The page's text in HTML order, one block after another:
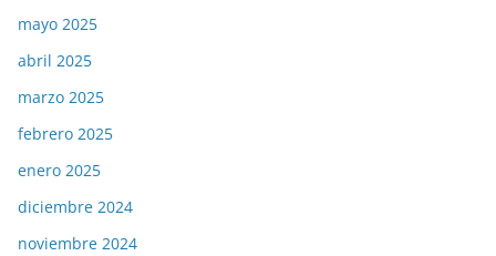
mayo 2025
abril 2025
marzo 2025
febrero 2025
enero 2025
diciembre 2024
noviembre 2024